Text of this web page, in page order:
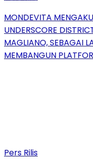
MONDEVITA
UNDERSCORE
MAGLIANO, SEBAGAI
MEMBANGUN
Pers Rilis